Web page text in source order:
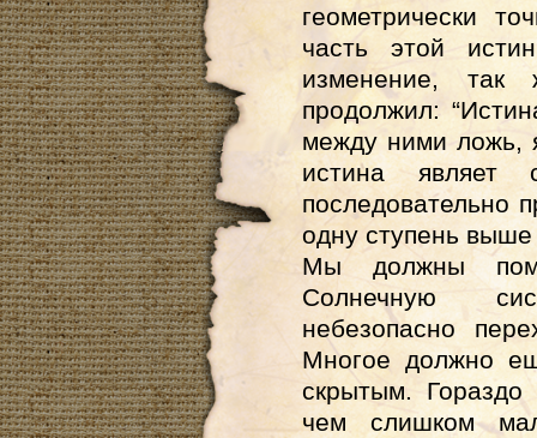
геометрически
часть этой
изменение, так
продолжил:
между ними ложь,
истина являет
последовательно
одну ступень
Мы должны
Солнечную
небезопасно
Многое должно
скрытым.
чем слишком